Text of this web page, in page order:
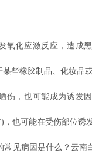
化应激反应，造成黑
些橡胶制品、化妆品
伤，也可能成为诱发
也可能在受伤部位诱
见病因是什么？云南